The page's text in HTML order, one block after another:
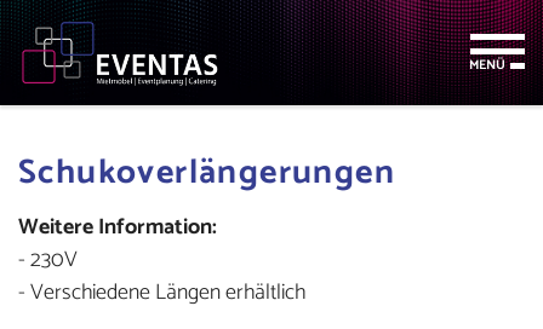
Seitenbereiche:
Zum
Inhalt
Zur
Hauptnavigation
Zur
Footernavigation
MENÜ
Schukoverlängerungen
Weitere Information:
- 230V
- Verschiedene Längen erhältlich